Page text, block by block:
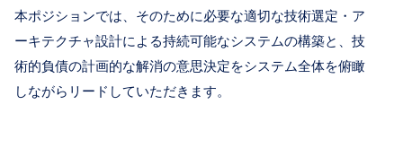
本ポジションでは、そのために必要な適切な技術選定・ア
ーキテクチャ設計による持続可能なシステムの構築と、技
術的負債の計画的な解消の意思決定をシステム全体を俯瞰
しながらリードしていただきます。